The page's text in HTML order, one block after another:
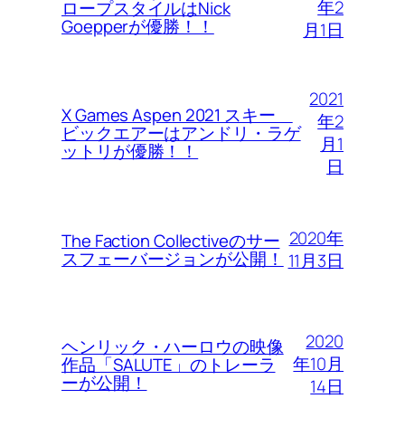
ロープスタイルはNick
Goepperが優勝！！
年2
月1日
X Games Aspen 2021 スキー
ビックエアーはアンドリ・ラゲ
ットリが優勝！！
2021
年2
月1
日
The Faction Collectiveのサー
スフェーバージョンが公開！
2020年
11月3日
ヘンリック・ハーロウの映像
作品「SALUTE」のトレーラ
ーが公開！
2020
年10月
14日